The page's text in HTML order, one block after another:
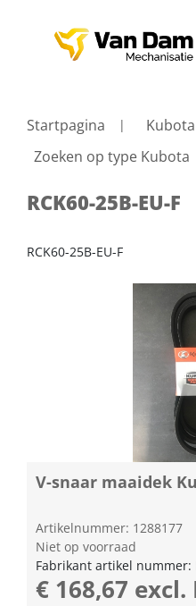
Startpagina
Kubota
Zoeken op type Kubota
RCK60-25B-EU-F
RCK60-25B-EU-F
V-snaar maaidek
Artikelnummer: 1288177
Niet op voorraad
Fabrikant artikel nummer:
€ 168,67 excl.